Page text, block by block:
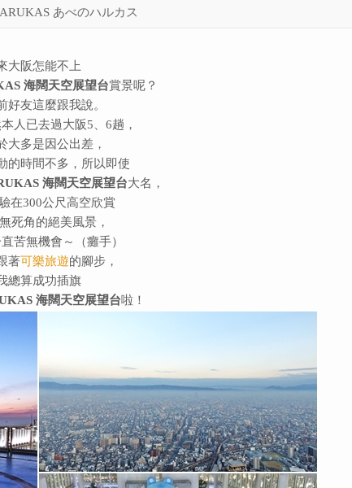
あべのハルカス
大阪怎能不上
海闊天空展望台賞景呢？
好友這麼跟我說。
人已去過大阪5、6趟，
大多是因公出差，
的時間不多， 所以即使
海闊天空展望台大名，
在300公尺高空欣賞
死角的絕美風景，
苦無機會～（癱手）
著可樂旅遊的腳步，
總算成功插旗
海闊天空展望台啦！